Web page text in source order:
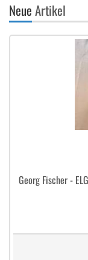
NeueArtikel
Georg Fischer -